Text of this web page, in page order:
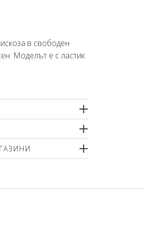
в свободен
Моделът е с ластик